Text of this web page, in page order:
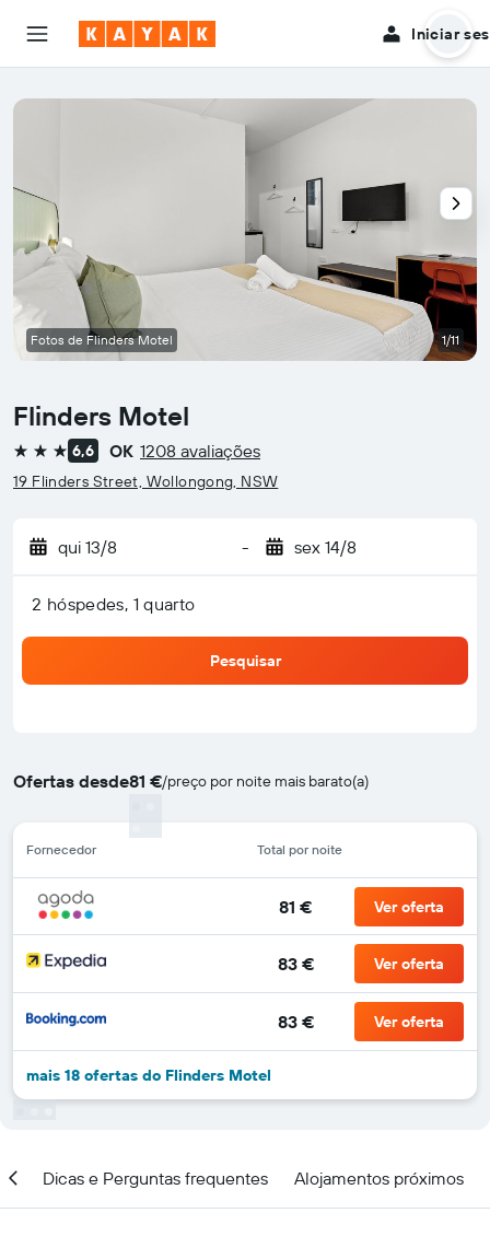
Iniciar
Flinders Motel
3 estrelas6,6 OK 1208 avaliações
19 Flinders Street, Wollongong, NSW
qui 13/8 - sex 14/8
2 hóspedes, 1 quarto
Pesquisar
Ofertas desde81 €/preço por noite mais barato(a)
Fornecedor Total por noite
81 € Ver oferta
83 € Ver oferta
83 € Ver oferta
mais 18 ofertas do Flinders Motel
Fotos de Flinders Motel 1/11
Dicas e Perguntas frequentes Alojamentos próximos